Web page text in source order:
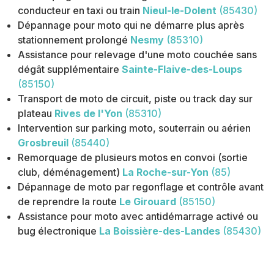
conducteur en taxi ou train Nieul-le-Dolent (85430)
Dépannage pour moto qui ne démarre plus après
stationnement prolongé Nesmy (85310)
Assistance pour relevage d'une moto couchée sans
dégât supplémentaire Sainte-Flaive-des-Loups
(85150)
Transport de moto de circuit, piste ou track day sur
plateau Rives de l'Yon (85310)
Intervention sur parking moto, souterrain ou aérien
Grosbreuil (85440)
Remorquage de plusieurs motos en convoi (sortie
club, déménagement) La Roche-sur-Yon (85)
Dépannage de moto par regonflage et contrôle avant
de reprendre la route Le Girouard (85150)
Assistance pour moto avec antidémarrage activé ou
bug électronique La Boissière-des-Landes (85430)